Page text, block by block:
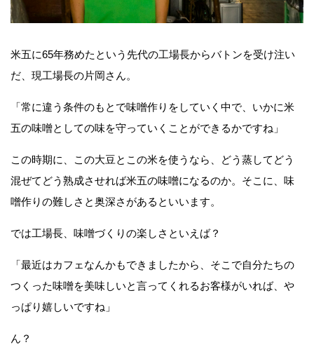
米五に65年務めたという先代の工場長からバトンを受け注い
だ、現工場長の片岡さん。
「常に違う条件のもとで味噌作りをしていく中で、いかに米
五の味噌としての味を守っていくことができるかですね」
この時期に、この大豆とこの米を使うなら、どう蒸してどう
混ぜてどう熟成させれば米五の味噌になるのか。そこに、味
噌作りの難しさと奥深さがあるといいます。
では工場長、味噌づくりの楽しさといえば？
「最近はカフェなんかもできましたから、そこで自分たちの
つくった味噌を美味しいと言ってくれるお客様がいれば、や
っぱり嬉しいですね」
ん？